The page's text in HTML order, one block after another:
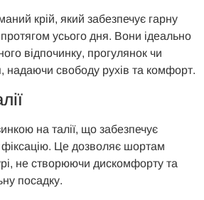
крій, який забезпечує гарну
усього дня. Вони ідеально
відпочинку, прогулянок чи
надаючи свободу рухів та комфорт.
на талії, що забезпечує
фіксацію. Це дозволяє шортам
не створюючи дискомфорту та
посадку.